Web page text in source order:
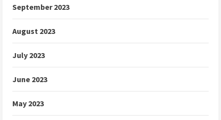
September 2023
August 2023
July 2023
June 2023
May 2023